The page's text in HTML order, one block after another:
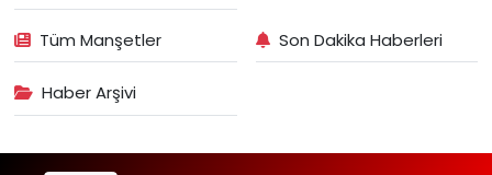
Tüm Manşetler Son Dakika Haberleri
Haber Arşivi